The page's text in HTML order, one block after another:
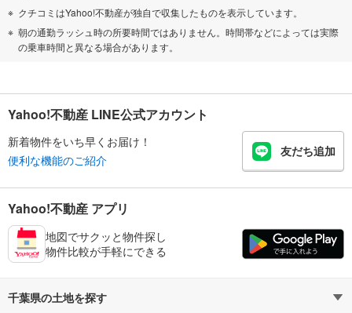
クチコミはYahoo!不動産が独自で収集したものを表示しています。
朝の通勤ラッシュ時の所要時間ではありません。時間帯などによっては実際
の乗車時間と異なる場合があります。
Yahoo!不動産 LINE公式アカウント
新着物件をいち早くお届け！
便利な機能のご紹介
友だち追加
Yahoo!不動産 アプリ
地図でサクッと物件探し
物件比較が手軽にできる
千葉県の土地を探す